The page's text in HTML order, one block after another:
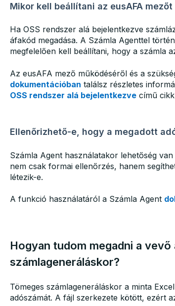
Mikor kell beállítani az eusAFA
Ha OSS rendszer alá bejelentkezve
áfakód megadása. A Számla Agenttel
megfelelően kell beállítani, hogy a számla
Az eusAFA mező működéséről és a
dokumentációban találsz részletes
OSS rendszer alá bejelentkezvecímű
Ellenőrizhető-e, hogy a megadott
Számla Agent használatakor lehetőség
nem csak formai ellenőrzés, hanem
létezik-e.
A funkció használatáról a Számla Agent
Hogyan tudom megadni a
számlageneráláskor?
Tömeges számlageneráláskor a minta
adószámát. A fájl szerkezete kötött, ezért